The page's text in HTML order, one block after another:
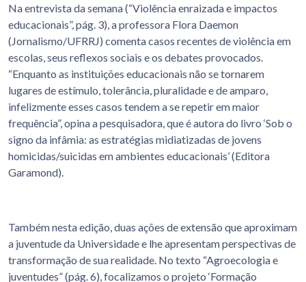
Na entrevista da semana (“Violência enraizada e impactos
educacionais”, pág. 3), a professora Flora Daemon
(Jornalismo/UFRRJ) comenta casos recentes de violência em
escolas, seus reflexos sociais e os debates provocados.
“Enquanto as instituições educacionais não se tornarem
lugares de estímulo, tolerância, pluralidade e de amparo,
infelizmente esses casos tendem a se repetir em maior
frequência”, opina a pesquisadora, que é autora do livro ‘Sob o
signo da infâmia: as estratégias midiatizadas de jovens
homicidas/suicidas em ambientes educacionais’ (Editora
Garamond).
Também nesta edição, duas ações de extensão que aproximam
a juventude da Universidade e lhe apresentam perspectivas de
transformação de sua realidade. No texto “Agroecologia e
juventudes” (pág. 6), focalizamos o projeto ‘Formação